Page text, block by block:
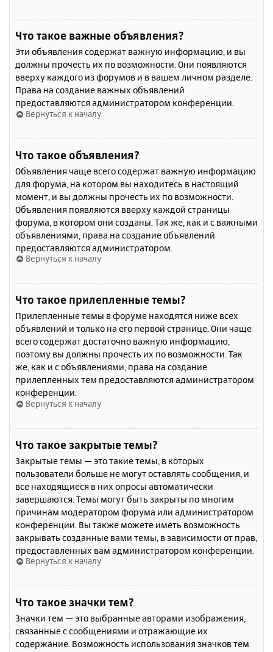
Что такое важные объявления?
Эти объявления содержат важную информацию, и вы
должны прочесть их по возможности. Они появляются
вверху каждого из форумов и в вашем личном разделе.
Права на создание важных объявлений
предоставляются администратором конференции.
Вернуться к началу
Что такое объявления?
Объявления чаще всего содержат важную информацию
для форума, на котором вы находитесь в настоящий
момент, и вы должны прочесть их по возможности.
Объявления появляются вверху каждой страницы
форума, в котором они созданы. Так же, как и с важными
объявлениями, права на создание объявлений
предоставляются администратором.
Вернуться к началу
Что такое прилепленные темы?
Прилепленные темы в форуме находятся ниже всех
объявлений и только на его первой странице. Они чаще
всего содержат достаточно важную информацию,
поэтому вы должны прочесть их по возможности. Так
же, как и с объявлениями, права на создание
прилепленных тем предоставляются администратором
конференции.
Вернуться к началу
Что такое закрытые темы?
Закрытые темы — это такие темы, в которых
пользователи больше не могут оставлять сообщения, и
все находящиеся в них опросы автоматически
завершаются. Темы могут быть закрыты по многим
причинам модератором форума или администратором
конференции. Вы также можете иметь возможность
закрывать созданные вами темы, в зависимости от прав,
предоставленных вам администратором конференции.
Вернуться к началу
Что такое значки тем?
Значки тем — это выбранные авторами изображения,
связанные с сообщениями и отражающие их
содержание. Возможность использования значков тем